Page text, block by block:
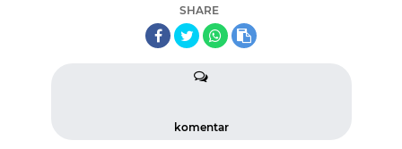
SHARE
komentar